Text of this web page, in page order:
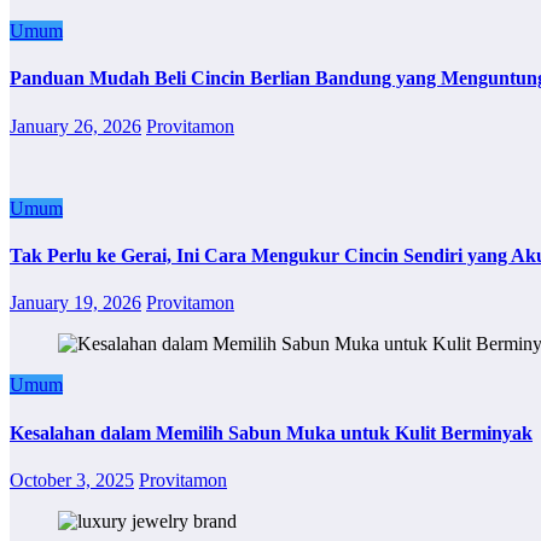
Umum
Panduan Mudah Beli Cincin Berlian Bandung yang
January 26, 2026 Provitamon
Umum
Tak Perlu ke Gerai, Ini Cara Mengukur Cincin Sendiri yang
January 19, 2026 Provitamon
Umum
Kesalahan dalam Memilih Sabun Muka untuk Kulit Berminyak
October 3, 2025 Provitamon